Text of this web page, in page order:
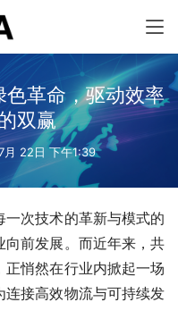
革命，驱动效率
双赢
月 22日 下午1:39
次技术的革新与模式的
前发展。而近年来，共
悄然在行业内掀起一场
接高效物流与可持续发